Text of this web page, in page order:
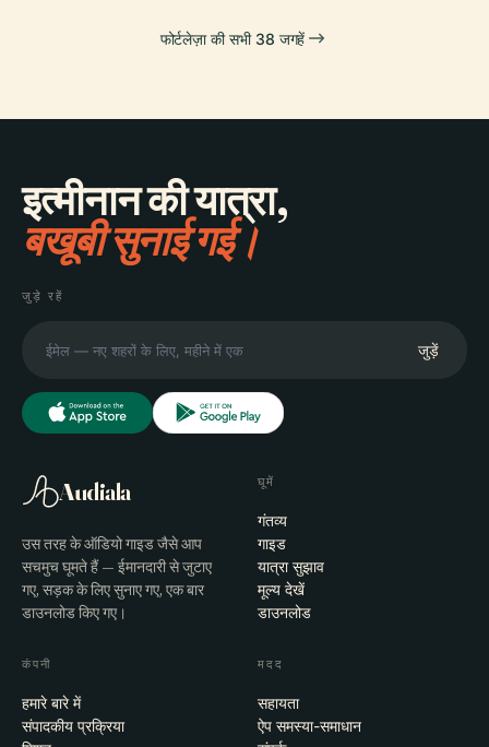
फोर्टलेज़ा की सभी 38 जगहें
इत्मीनान की यात्रा,
बखूबी सुनाई गई।
जुड़े रहें
जुड़ें
Audiala
उस तरह के ऑडियो गाइड जैसे आप
सचमुच घूमते हैं — ईमानदारी से जुटाए
गए, सड़क के लिए सुनाए गए, एक बार
डाउनलोड किए गए।
घूमें
गंतव्य
गाइड
यात्रा सुझाव
मूल्य देखें
डाउनलोड
कंपनी
हमारे बारे में
संपादकीय प्रक्रिया
मदद
सहायता
ऐप समस्या-समाधान